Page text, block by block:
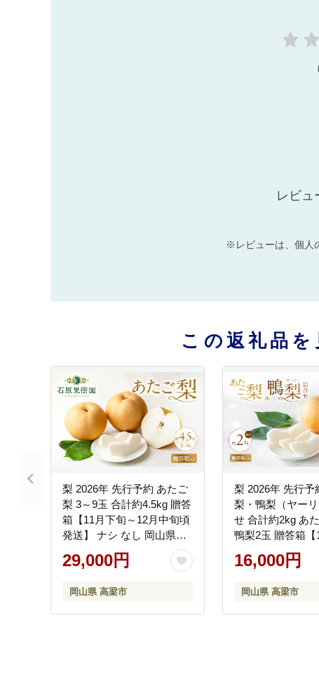
レビュ
※レビューは、個人
この返礼品
梨 2026年 先行予約 あたご
梨 3～9玉 合計約4.5kg 贈答
箱【11月下旬～12月中旬頃
発送】 ナシ なし 岡山県産
国産 フルーツ 果物 ギフト
石原果樹園 繊細な味 ジャ
29,000円
岡山県 高梁市
梨 2026年 先行予
梨・鴨梨（ヤー
せ 合計約2kg あ
鴨梨2玉 贈答箱【
～12月中旬頃発
なし 岡山県産 国
食べ比べ
16,000円
岡山県 高梁市